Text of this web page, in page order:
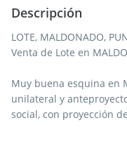
Descripción
LOTE, MALDONADO,
Venta de Lote en
Muy buena esquina en
unilateral y
social, con proyección